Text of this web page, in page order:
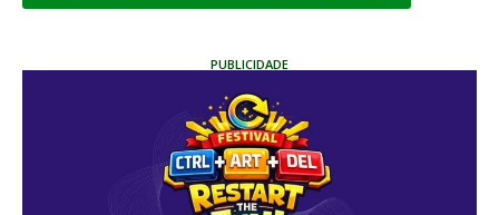
PUBLICIDADE